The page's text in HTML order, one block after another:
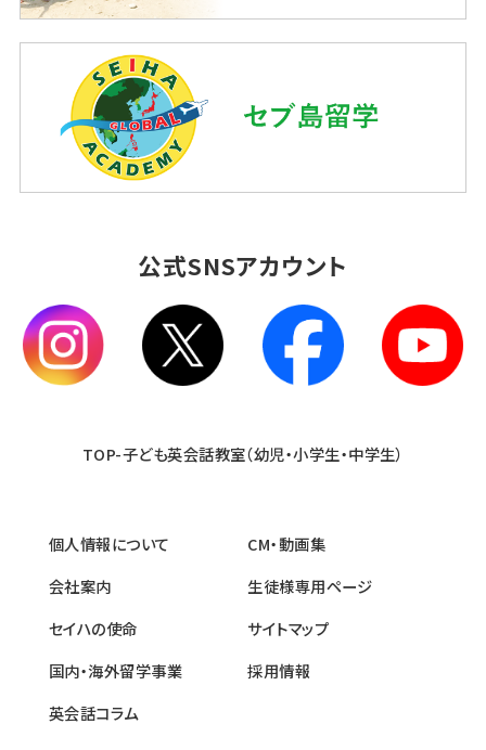
公式SNSアカウント
TOP-子ども英会話教室（幼児・小学生・中学生）
個人情報について
会社案内
セイハの使命
国内・海外留学事業
英会話コラム
CM・動画集
生徒様専用ページ
サイトマップ
採用情報